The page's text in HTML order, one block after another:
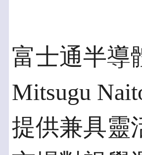
富士通半導
Mitsugu
提供兼具靈